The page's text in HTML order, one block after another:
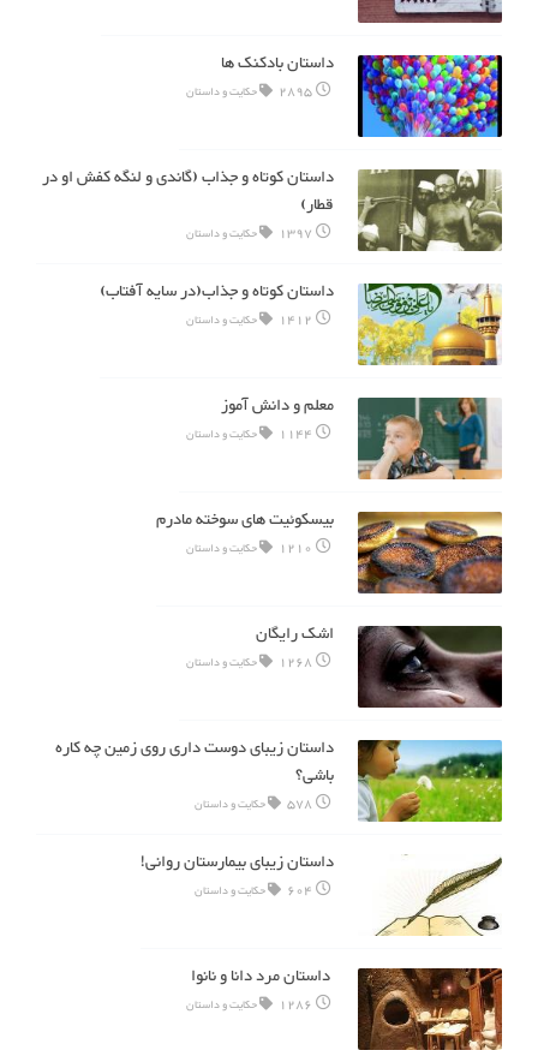
داستان بادکنک ها
2895 حکایت و داستان
داستان کوتاه و جذاب (گاندی و لنگه کفش او در
قطار)
1397 حکایت و داستان
داستان کوتاه و جذاب(در سایه آفتاب)
1412 حکایت و داستان
معلم و دانش آموز
1144 حکایت و داستان
بیسکوئیت های سوخته مادرم
1210 حکایت و داستان
اشک رایگان
1268 حکایت و داستان
داستان زیبای دوست داری روی زمین چه کاره
باشی؟
578 حکایت و داستان
داستان زیبای بیمارستان روانی!
604 حکایت و داستان
داستان مرد دانا و نانوا
1286 حکایت و داستان